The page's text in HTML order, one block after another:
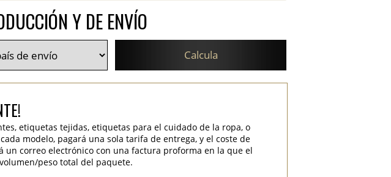
Y DE ENVÍO
Calcula
etiquetas tejidas, etiquetas para el cuidado de la ropa, o
modelo, pagará una sola tarifa de entrega, y el coste de
correo electrónico con una factura proforma en la que el
peso total del paquete.